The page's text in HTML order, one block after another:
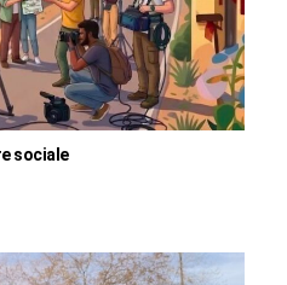
sociale